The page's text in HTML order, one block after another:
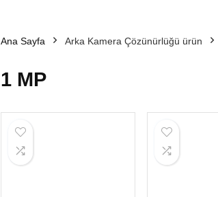
Ana Sayfa Arka Kamera Çözünürlüğü ürün
1 MP